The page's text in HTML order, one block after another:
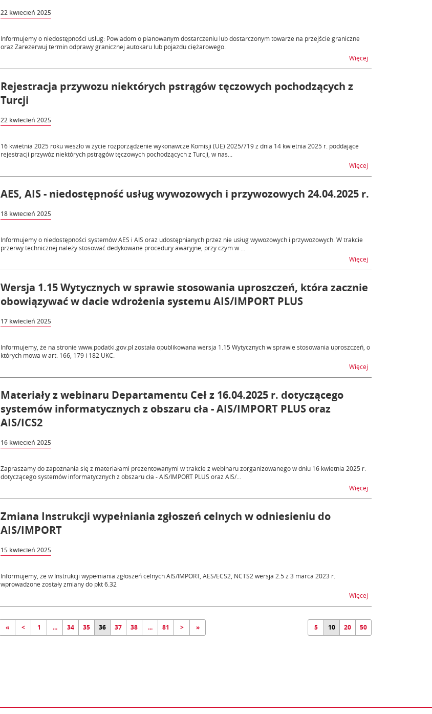
22 kwiecień 2025
Informujemy o niedostępności usług: Powiadom o planowanym dostarczeniu lub dostarczonym towarze na przejście graniczne
oraz Zarezerwuj termin odprawy granicznej autokaru lub pojazdu ciężarowego.
Więcej
Rejestracja przywozu niektórych pstrągów tęczowych pochodzących z
Turcji
22 kwiecień 2025
16 kwietnia 2025 roku weszło w życie rozporządzenie wykonawcze Komisji (UE) 2025/719 z dnia 14 kwietnia 2025 r. poddające
rejestracji przywóz niektórych pstrągów tęczowych pochodzących z Turcji, w nas...
Więcej
AES, AIS - niedostępność usług wywozowych i przywozowych 24.04.2025 r.
18 kwiecień 2025
Informujemy o niedostępności systemów AES i AIS oraz udostępnianych przez nie usług wywozowych i przywozowych. W trakcie
przerwy technicznej należy stosować dedykowane procedury awaryjne, przy czym w ...
Więcej
Wersja 1.15 Wytycznych w sprawie stosowania uproszczeń, która zacznie
obowiązywać w dacie wdrożenia systemu AIS/IMPORT PLUS
17 kwiecień 2025
Informujemy, że na stronie www.podatki.gov.pl została opublikowana wersja 1.15 Wytycznych w sprawie stosowania uproszczeń, o
których mowa w art. 166, 179 i 182 UKC.
Więcej
Materiały z webinaru Departamentu Ceł z 16.04.2025 r. dotyczącego
systemów informatycznych z obszaru cła - AIS/IMPORT PLUS oraz
AIS/ICS2
16 kwiecień 2025
Zapraszamy do zapoznania się z materiałami prezentowanymi w trakcie z webinaru zorganizowanego w dniu 16 kwietnia 2025 r.
dotyczącego systemów informatycznych z obszaru cła - AIS/IMPORT PLUS oraz AIS/...
Więcej
Zmiana Instrukcji wypełniania zgłoszeń celnych w odniesieniu do
AIS/IMPORT
15 kwiecień 2025
Informujemy, że w Instrukcji wypełniania zgłoszeń celnych AIS/IMPORT, AES/ECS2, NCTS2 wersja 2.5 z 3 marca 2023 r.
wprowadzone zostały zmiany do pkt 6.32
Więcej
« < 1 ... 34 35 36 37 38 ... 81 > » 5 10 20 50